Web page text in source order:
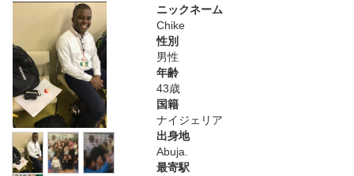
ニックネーム
Chike
性別
男性
年齢
43歳
国籍
ナイジェリア
出身地
Abuja.
最寄駅